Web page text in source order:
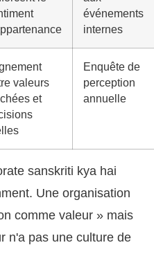
événements
internes
valeurs
et
Enquête de
perception
annuelle
sanskriti kya hai
Une organisation
comme valeur » mais
n'a pas une culture de